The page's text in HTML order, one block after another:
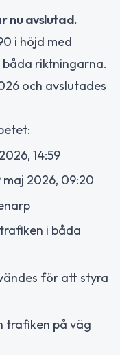
nu avslutad.
i höjd med
riktningarna.
och avslutades
14:59
2026, 09:20
i båda
för att styra
trafiken på väg